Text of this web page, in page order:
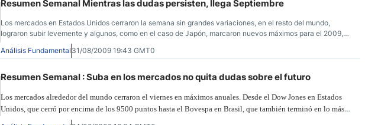
Resumen Semanal Mientras las dudas persisten, llega Septiembre
Los mercados en Estados Unidos cerraron la semana sin grandes variaciones, en el resto del mundo,
lograron subir levemente y algunos, como en el caso de Japón, marcaron nuevos máximos para el 2009,
aunque con recorridos moderados. Los movimientos en el mercado parecen ser tímidos y con Septiembre
comenzando esta semana, la timidez podrá acabar.
Análisis Fundamental 31/08/2009 19:43 GMT0
Resumen Semanal : Suba en los mercados no quita dudas sobre el futuro
Los mercados alrededor del mundo cerraron el viernes en máximos anuales. Desde el Dow Jones en Estados
Unidos, que cerró por encima de los 9500 puntos hasta el Bovespa en Brasil, que también terminó en lo más